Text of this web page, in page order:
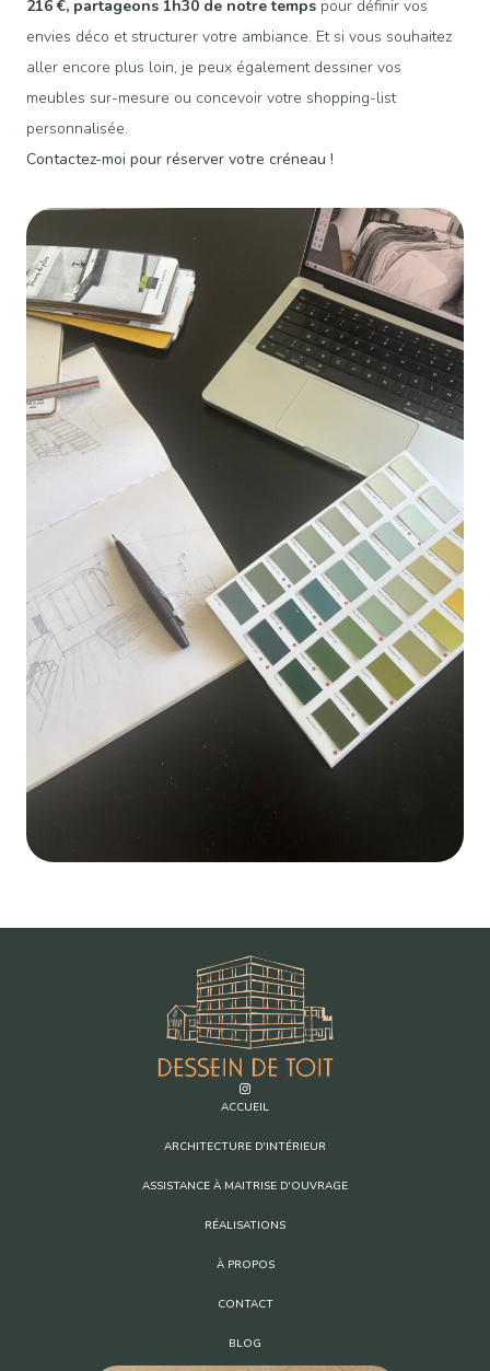
216 €, partageons 1h30 de notre temps pour définir vos
envies déco et structurer votre ambiance. Et si vous souhaitez
aller encore plus loin, je peux également dessiner vos
meubles sur-mesure ou concevoir votre shopping-list
personnalisée.
Contactez-moi pour réserver votre créneau !
ACCUEIL
ARCHITECTURE D'INTÉRIEUR
ASSISTANCE À MAITRISE D'OUVRAGE
RÉALISATIONS
À PROPOS
CONTACT
BLOG